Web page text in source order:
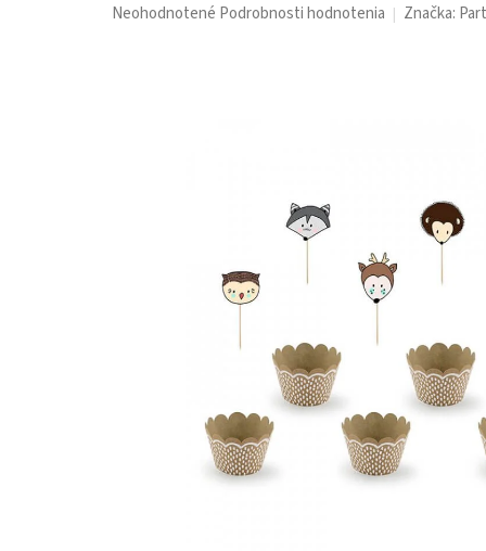
Priemerné
Neohodnotené Podrobnosti hodnotenia Značka: